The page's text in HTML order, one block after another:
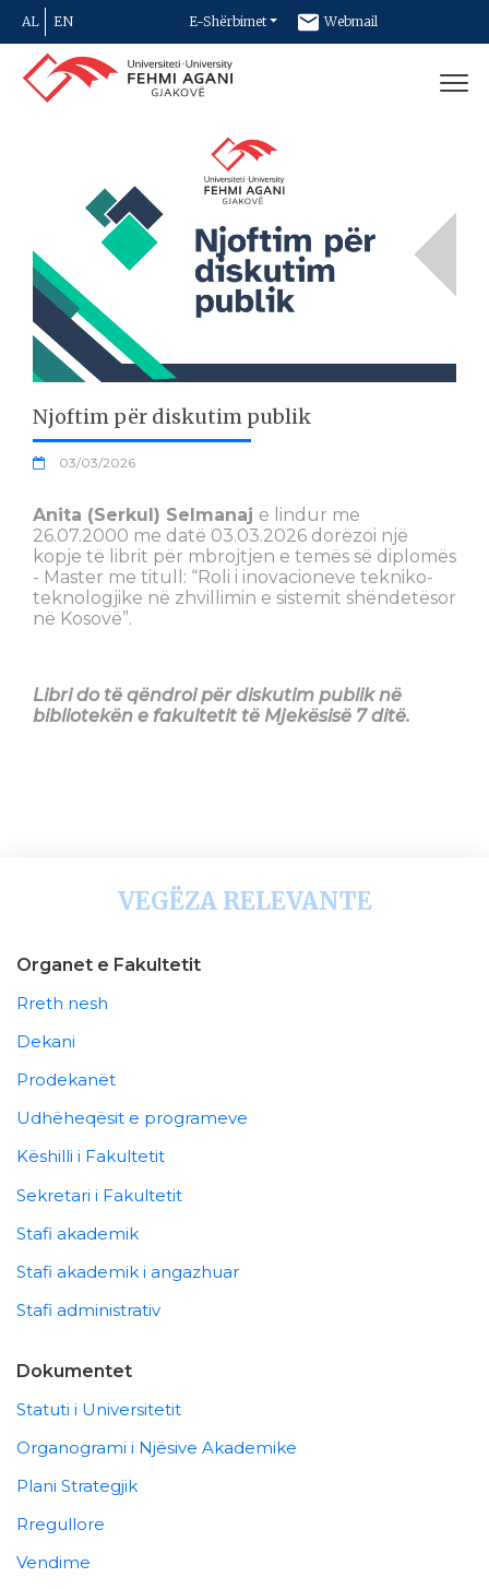
AL EN E-Shërbimet Webmail
Newsletter
Njoftim për diskutim publik
03/03/2026
Anita (Serkul) Selmanaj e lindur me
26.07.2000 me datë 03.03.2026 dorëzoi një
kopje të librit për mbrojtjen e temës së diplomës
- Master me titull: “Roli i inovacioneve tekniko-
teknologjike në zhvillimin e sistemit shëndetësor
në Kosovë”.
Libri do të qëndroi për diskutim publik në
bibliotekën e fakultetit të Mjekësisë 7 ditë.
VEGËZA RELEVANTE
Organet e Fakultetit
Rreth nesh
Dekani
Prodekanët
Udhëheqësit e programeve
Këshilli i Fakultetit
Sekretari i Fakultetit
Stafi akademik
Stafi akademik i angazhuar
Stafi administrativ
Dokumentet
Statuti i Universitetit
Organogrami i Njësive Akademike
Plani Strategjik
Rregullore
Vendime